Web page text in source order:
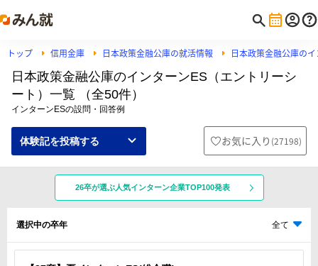
トップ 信用金庫 日本政策金融公庫の就活情報 日本政策金融公庫の
日本政策金融公庫のインターンES（エントリーシ
ート）一覧 （全50件）
インターンESの設問・回答例
体験記を投稿する お気に入り (27198)
26卒が選ぶ人気インターン企業TOP100発表
選択中の卒年 全て